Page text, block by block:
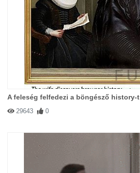
A feleség felfedezi a böngésző history-t
29643 0